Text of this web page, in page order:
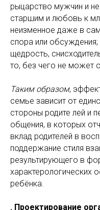
рыцарство мужчин и
старшим и любовь к
неизменное даже в
спора или
щедрость,
то, без чего не может
Таким образом,
семье зависит от
стороны родите лей и
общения, в которых
вклад родителей в
поддержание стиля
результирующего в
характерологических
ребёнка.
. Проектирование